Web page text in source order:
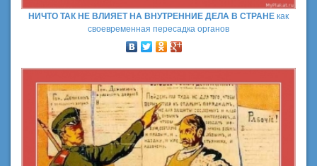
НИЧТО ТАК НЕ ВЛИЯЕТ НА ВНУТРЕННИЕ ДЕЛА В СТРАНЕ как
своевременная пересадка органов